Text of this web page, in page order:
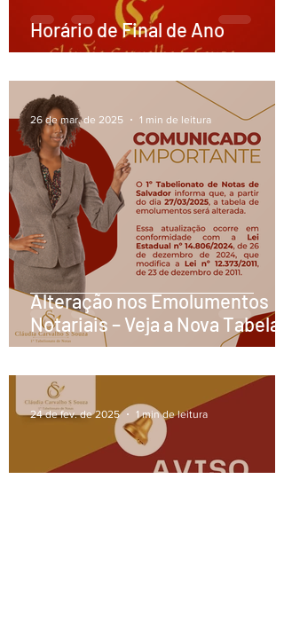
Horário de Final de Ano
Alteração nos Emolumentos
Notariais – Veja a Nova Tabela
de 2025
26 de mar. de 2025 1 min de leitura
24 de fev. de 2025 1 min de leitura